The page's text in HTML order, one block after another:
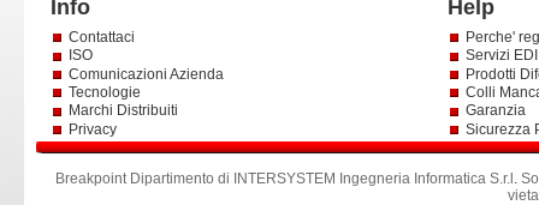
Info Help
Contattaci
ISO
Comunicazioni Azienda
Tecnologie
Marchi Distribuiti
Privacy
Perche'
Servizi
Prodotti
Colli
Garanzia
Sicurezza
Breakpoint Dipartimento di INTERSYSTEM Ingegneria Informatica S.r.l .